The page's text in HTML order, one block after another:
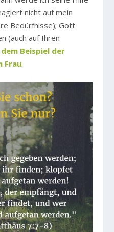
nicht auf mein
Bedürfnisse); Gott
(auch auf Ihren
dem Beispiel der
Frau.